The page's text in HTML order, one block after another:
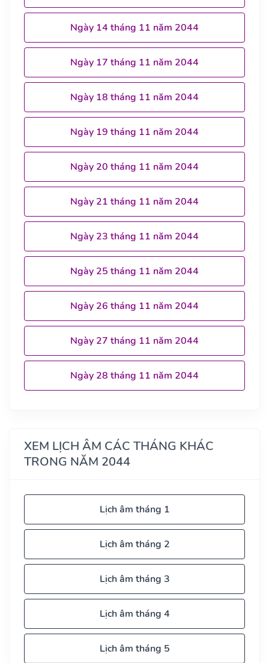
Ngày 14 tháng 11 năm 2044
Ngày 17 tháng 11 năm 2044
Ngày 18 tháng 11 năm 2044
Ngày 19 tháng 11 năm 2044
Ngày 20 tháng 11 năm 2044
Ngày 21 tháng 11 năm 2044
Ngày 23 tháng 11 năm 2044
Ngày 25 tháng 11 năm 2044
Ngày 26 tháng 11 năm 2044
Ngày 27 tháng 11 năm 2044
Ngày 28 tháng 11 năm 2044
XEM LỊCH ÂM CÁC THÁNG KHÁC
TRONG NĂM 2044
Lịch âm tháng 1
Lịch âm tháng 2
Lịch âm tháng 3
Lịch âm tháng 4
Lịch âm tháng 5